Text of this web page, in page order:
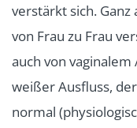
verstärkt sich.
von Frau zu Frau
auch von vaginalem
weißer Ausfluss,
normal